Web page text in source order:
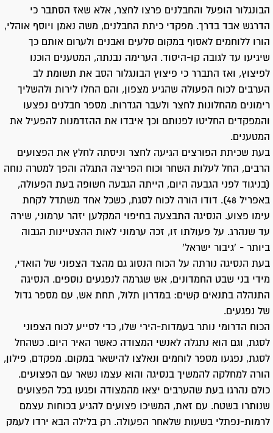
הבונגלור הופעל והחבלנים פרצו לחצר, אלא שאז הסתבר כי
הדרגש אבד בדרך. מפקדי כיתת החבלנים, משה נאמן ויוסף אוהלי,
הורו ללוחמים לאסוף במקום סלעים ואבנים ולערום אותם כך
שיגיעו עד לגובה קו-היסוד. הערימה נבנתה, המטענים הוכנו
לפיצוץ, ואז התברר כי פיצוץ הבונגלור הסב את תשומת לב
הערבים לכוח הפעולה שהגיע מצפון, והם החלו לירות ולהשליך
רימונים מהחלונות לחצר ולעבר הגדרות. מספר חבלנים נפצעו
והמפקדים החליטו לפנותם וכך איבדו את ההזדמנות להפעיל את
המטענים.
בעת שכיתת הפורצים הגיעה לחצר וניסתה לחלץ את הפצועים
הרבים, החל לעלות השחר וכוח הפריצה התגלה והפך למטרה נוחה
(בניגוד לפני הגבעה היום, הייתה הגבעה חשופה בעת הפעולה,
באפריל 48). דודו הורה לכוח לסגת, כשכל אחד משתדל לקחת
עימו פצוע. הנסיגה התבצעה בחיפוי המקלען יזהר ערמוני, שירה
עד שנהרג. על פעולתו זו, זכה ערמוני לאות ההצטיינות הגבוה
ביותר - 'גיבור ישראל'
בעת הנסיגה נורתה על הכוח הנסוג גם מהצד הצפוני של הואדי,
מידי בני שבט החמדונים, אש שגרמה לנפגעים נוספים. הנסיגה
התנהלה בתנאים קשים: במדרון תלול, תחת אש, עם מספר גדול
של נפגעים.
הכוח הדרומי נותר בעמדות-הירי שלו, כדי לסייע לכוח הצפוני
לסגת, וגם הוא נתגלה לאנשי המצודה כאשר האיר היום. כשהחל
לסגת, נפגעו מספר לוחמים ונאלצו להישאר במקום. מפקדם, פילון,
הורה למחלקה להמשיך בנסיגה והוא עצמו נשאר עם הפצועים.
כולם נהרגו בעת שהערבים יצאו מהמצודה ופגעו בכל הפצועים
שנותרו בשטח. עם זאת, המשיכו פצועים להגיע בכוחות עצמם
לרמות-נפתלי בשעות שלאחר הפעולה. רק בלילה הבא ירדו לעמק